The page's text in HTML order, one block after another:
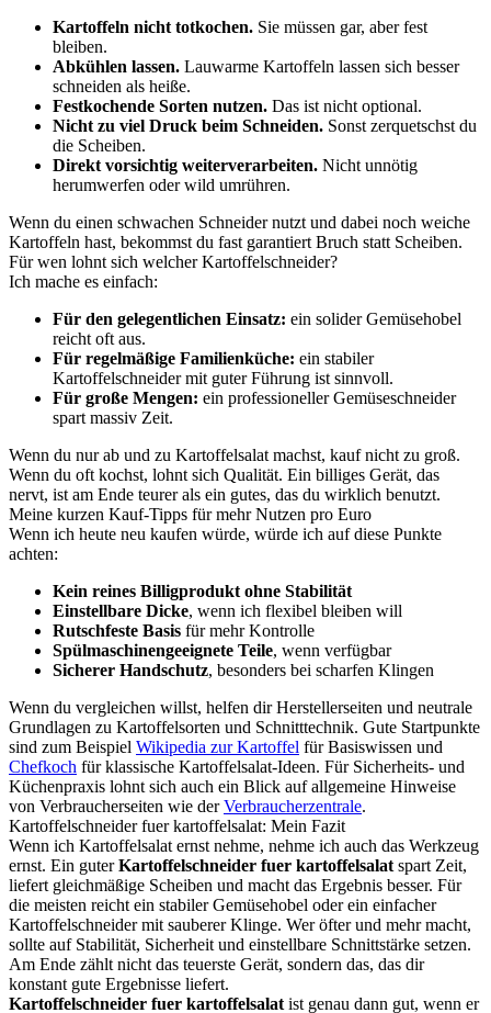
Kartoffeln nicht totkochen. Sie müssen gar, aber fest
bleiben.
Abkühlen lassen. Lauwarme Kartoffeln lassen sich besser
schneiden als heiße.
Festkochende Sorten nutzen. Das ist nicht optional.
Nicht zu viel Druck beim Schneiden. Sonst zerquetschst du
die Scheiben.
Direkt vorsichtig weiterverarbeiten. Nicht unnötig
herumwerfen oder wild umrühren.
Wenn du einen schwachen Schneider nutzt und dabei noch weiche
Kartoffeln hast, bekommst du fast garantiert Bruch statt Scheiben.
Für wen lohnt sich welcher Kartoffelschneider?
Ich mache es einfach:
Für den gelegentlichen Einsatz: ein solider Gemüsehobel
reicht oft aus.
Für regelmäßige Familienküche: ein stabiler
Kartoffelschneider mit guter Führung ist sinnvoll.
Für große Mengen: ein professioneller Gemüseschneider
spart massiv Zeit.
Wenn du nur ab und zu Kartoffelsalat machst, kauf nicht zu groß.
Wenn du oft kochst, lohnt sich Qualität. Ein billiges Gerät, das
nervt, ist am Ende teurer als ein gutes, das du wirklich benutzt.
Meine kurzen Kauf-Tipps für mehr Nutzen pro Euro
Wenn ich heute neu kaufen würde, würde ich auf diese Punkte
achten:
Kein reines Billigprodukt ohne Stabilität
Einstellbare Dicke, wenn ich flexibel bleiben will
Rutschfeste Basis für mehr Kontrolle
Spülmaschinengeeignete Teile, wenn verfügbar
Sicherer Handschutz, besonders bei scharfen Klingen
Wenn du vergleichen willst, helfen dir Herstellerseiten und neutrale
Grundlagen zu Kartoffelsorten und Schnitttechnik. Gute Startpunkte
sind zum Beispiel Wikipedia zur Kartoffel für Basiswissen und
Chefkoch für klassische Kartoffelsalat-Ideen. Für Sicherheits- und
Küchenpraxis lohnt sich auch ein Blick auf allgemeine Hinweise
von Verbraucherseiten wie derVerbraucherzentrale.
Kartoffelschneider fuer kartoffelsalat: Mein Fazit
Wenn ich Kartoffelsalat ernst nehme, nehme ich auch das Werkzeug
ernst. Ein guterKartoffelschneider fuer kartoffelsalat spart Zeit,
liefert gleichmäßige Scheiben und macht das Ergebnis besser. Für
die meisten reicht ein stabiler Gemüsehobel oder ein einfacher
Kartoffelschneider mit sauberer Klinge. Wer öfter und mehr macht,
sollte auf Stabilität, Sicherheit und einstellbare Schnittstärke setzen.
Am Ende zählt nicht das teuerste Gerät, sondern das, das dir
konstant gute Ergebnisse liefert.
Kartoffelschneider fuer kartoffelsalat ist genau dann gut, wenn er